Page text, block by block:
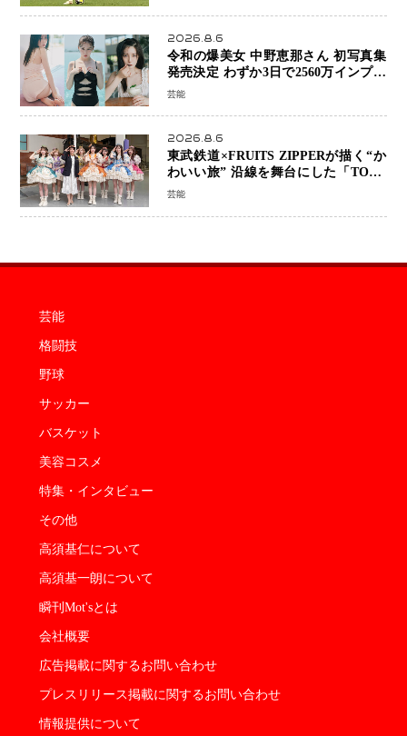
2026.8.6
令和の爆美女 中野恵那さん 初写真集
発売決定 わずか3日で2560万インプレ
ッションを記録した話題の美貌を凝縮
芸能
2026.8.6
東武鉄道×FRUITS ZIPPERが描く“か
わいい旅” 沿線を舞台にした「TOBU
KAWAII PROJECT」が開幕
芸能
芸能
格闘技
野球
サッカー
バスケット
美容コスメ
特集・インタビュー
その他
高須基仁について
高須基一朗について
瞬刊Mot'sとは
会社概要
広告掲載に関するお問い合わせ
プレスリリース掲載に関するお問い合わせ
情報提供について